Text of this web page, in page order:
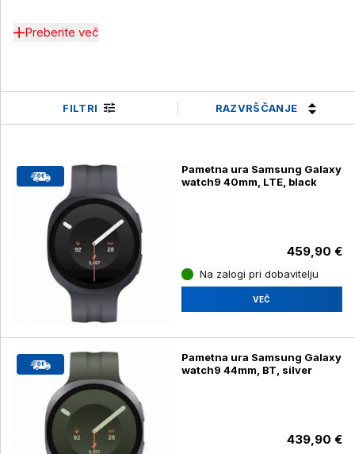
Preberite več
FILTRI RAZVRŠČANJE
Pametna ura Samsung Galaxy
watch9 40mm, LTE, black
459,90 €
Na zalogi pri dobavitelju
VEČ
Pametna ura Samsung Galaxy
watch9 44mm, BT, silver
439,90 €